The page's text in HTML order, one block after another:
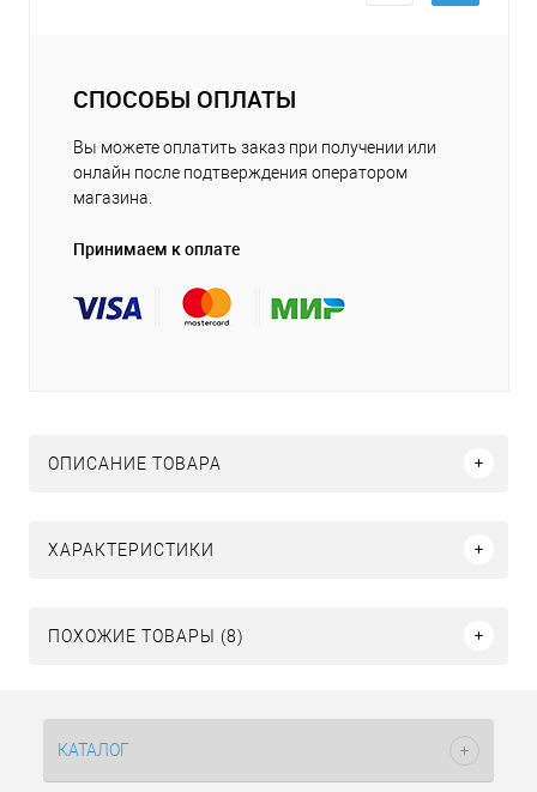
СПОСОБЫ ОПЛАТЫ
Вы можете оплатить заказ при получении или
онлайн после подтверждения оператором
магазина.
Принимаем к оплате
ОПИСАНИЕ ТОВАРА
ХАРАКТЕРИСТИКИ
ПОХОЖИЕ ТОВАРЫ (8)
КАТАЛОГ